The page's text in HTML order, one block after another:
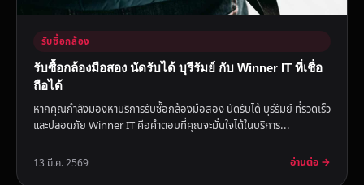
รับซื้อกล้อง
รับซื้อกล้องมือสอง นัดรับได้ บุรีรัมย์ กับ Winner IT ที่เชื่อ
ถือได้
หากคุณกำลังมองหาบริการรับซื้อกล้องมือสอง นัดรับได้ บุรีรัมย์ ที่รวดเร็ว
และปลอดภัย Winner IT คือคำตอบที่คุณจะมั่นใจได้ในบริการ...
13 มี.ค. 2569 อ่านต่อ →